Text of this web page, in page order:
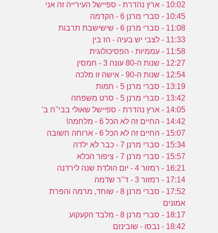
10:02 - ארץ נהדרת - ספיישל העירייה זה אני
10:45 - סברי מרנן 6 - הקדמה
11:08 - סברי מרנן 6 - שישישבת תרבות
11:33 - לצבי יש בעיה - הז בין
11:58 - עממיות - הפסיכולוגית
12:27 - שנות ה-80 עונה 3 - חמסין
12:54 - שנות ה-90 - אישה זו מלכה
13:19 - סברי מרנן 5 - חמות
13:42 - סברי מרנן 5 - סרט משפחה
14:05 - ארץ נהדרת - ספיישל שאולי בבי''ח ב'
14:42 - החיים זה לא הכל 6 - מלחמה!
15:07 - החיים זה לא הכל 6 - ארוחה חשובה
15:34 - סברי מרנן 7 - כבר לא ילדה
15:57 - סברי מרנן 7 - ציפור הכלא
16:21 - רמזור 4 - יום הולדת שנה לירדנה
17:14 - רמזור 3 - ד''ר שדמה
17:52 - סברי מרנן 8 - שוחד, מרמה והפרת
אמונים
18:17 - סברי מרנן 8 - מלבד הקעקוע
18:42 - נבסו - שובינזם